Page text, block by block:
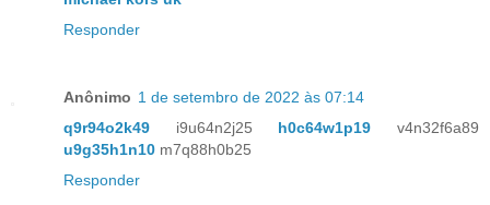
Responder
Anônimo 1 de setembro de 2022 às 07:14
q9r94o2k49 i9u64n2j25 h0c64w1p19 v4n32f6a89
u9g35h1n10 m7q88h0b25
Responder